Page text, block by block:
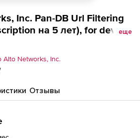
Inc. Pan-DB Url Filtering
на 5 лет), for device
еще
Alto Networks, Inc.
Отзывы